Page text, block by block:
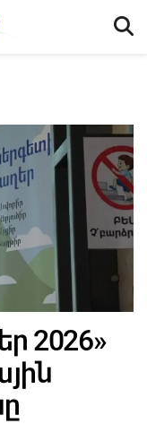
2026»